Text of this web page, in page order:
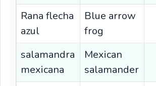
Rana flecha
azul
Blue arrow
frog
salamandra
mexicana
Mexican
salamander